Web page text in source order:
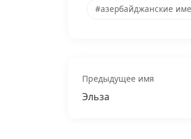
#азербайджанские
Предыдущее имя
Эльза